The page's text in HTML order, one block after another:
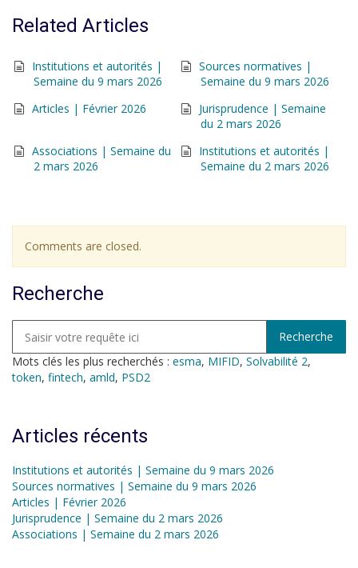
Related Articles
Institutions et autorités |
Semaine du 9 mars 2026
Sources normatives |
Semaine du 9 mars 2026
Articles | Février 2026
Jurisprudence | Semaine
du 2 mars 2026
Associations | Semaine du
2 mars 2026
Institutions et autorités |
Semaine du 2 mars 2026
Comments are closed.
Recherche
Mots clés les plus recherchés : esma, MIFID, Solvabilité 2,
token, fintech, amld, PSD2
Articles récents
Institutions et autorités | Semaine du 9 mars 2026
Sources normatives | Semaine du 9 mars 2026
Articles | Février 2026
Jurisprudence | Semaine du 2 mars 2026
Associations | Semaine du 2 mars 2026